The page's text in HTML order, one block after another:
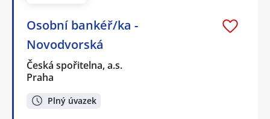
Osobní bankéř/ka -
Novodvorská
Česká spořitelna, a.s.
Praha
Plný úvazek